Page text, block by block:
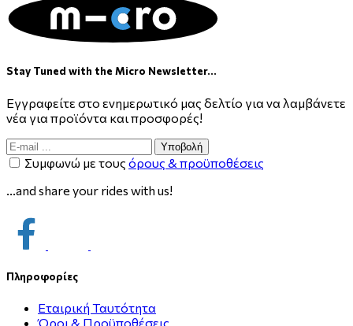
Stay Tuned with the Micro Newsletter...
Εγγραφείτε στο ενημερωτικό μας δελτίο για να λαμβάνετε
νέα για προϊόντα και προσφορές!
Υποβολή
Συμφωνώ με τους όρους & προϋποθέσεις
...and share your rides with us!
Πληροφορίες
Εταιρική Ταυτότητα
Όροι & Προϋποθέσεις